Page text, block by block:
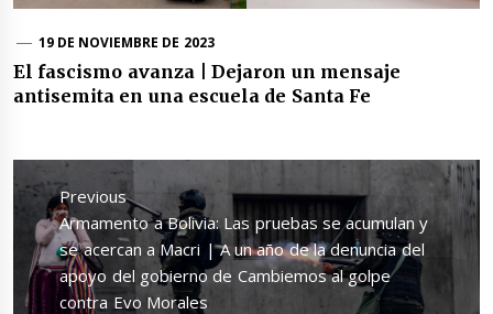
19 DE NOVIEMBRE DE 2023
El fascismo avanza | Dejaron un mensaje
antisemita en una escuela de Santa Fe
Navegación
de
entradas
Previous
Previous
post:
Armamento a Bolivia: Las pruebas se acumulan y
se acercan a Macri | A un año de la denuncia del
apoyo del gobierno de Cambiemos al golpe
contra Evo Morales